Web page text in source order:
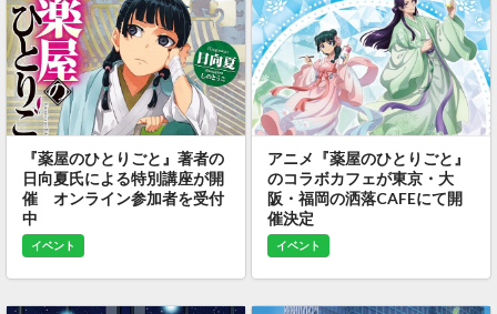
『薬屋のひとりごと』著者の
日向夏氏による特別講座が開
催 オンライン参加者を受付
中
イベント
アニメ『薬屋のひとりごと』
のコラボカフェが東京・大
阪・福岡の洒落CAFEにて開
催決定
イベント